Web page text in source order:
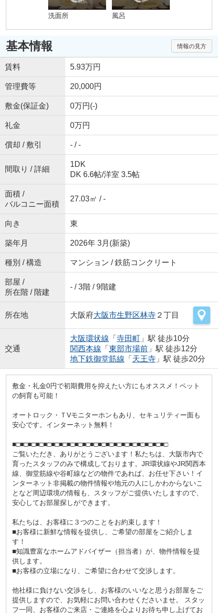
洗面所 風呂
基本情報 情報の見方
賃料 5.93万円
管理費等 20,000円
敷金(保証金) 0万円(-)
礼金 0万円
償却 / 敷引 - / -
間取り / 詳細
1DK
DK 6.6帖/洋室 3.5帖
面積 /
バルコニー面積
27.03㎡ / -
向き 東
築年月 2026年 3月(新築)
種別 / 構造 マンション / 鉄筋コンクリート
部屋 /
所在階 / 階建
- / 3階 / 9階建
所在地 大阪府大阪市生野区林寺２丁目
交通
大阪環状線 「 寺田町」駅 徒歩10分
関西本線 「 東部市場前」駅 徒歩12分
地下鉄御堂筋線 「 天王寺」駅 徒歩20分
敷金・礼金0円で初期費用を抑えたい方にもオススメ！ペット
の飼育も可能！
オートロック・ＴVモニターホンもあり、セキュリティー面も
安心です。インターネット無料！
■□■□■□■□■□■□■□■□■□■□■□■□■□■□■□■□■□■□■□■□
ご覧いただき、ありがとうございます！私たちは、大阪市内で
育ったスタッフのみで構成しております。JR環状線やJR関西本
線、御堂筋線や谷町線などの物件であれば、お任せ下さい！イ
ンターネット非掲載の物件情報や地元の人にしかわからないこ
となど周辺環境の情報も、スタッフがご提供いたしますので、
安心してお部屋探しができます。
私たちは、お客様に３つのことをお約束します！
■お客様に新鮮な情報を提供し、ご希望の部屋をご紹介しま
す！
■知識豊富なホームアドバイザー（担当者）が、物件情報を提
供します。
■お客様の立場になり、ご希望に合わせて交渉します。
他社様に負けない交渉をし、お客様のいいなと思うお部屋をご
提供しますので、お気軽にお問い合わせくださいませ。 スタッ
フ一同、お客様のご来店・ご連絡を心よりお待ち申し上げてお